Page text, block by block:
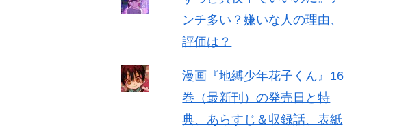
ンチ多い？嫌いな人の理由、
評価は？
漫画『地縛少年花子くん』16
巻（最新刊）の発売日と特
典、あらすじ＆収録話、表紙